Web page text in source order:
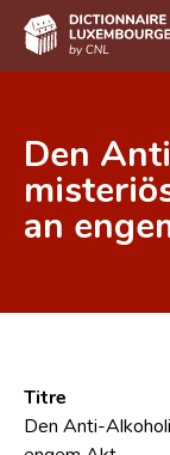
DE FR
Accueil
Recherche
CNL
Den
an
Titre
Den Anti-